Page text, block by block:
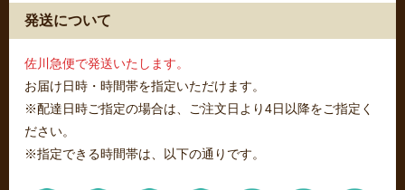
発送について
佐川急便で発送いたします。
お届け日時・時間帯を指定いただけます。
※配達日時ご指定の場合は、ご注文日より4日以降をご指定く
ださい。
※指定できる時間帯は、以下の通りです。